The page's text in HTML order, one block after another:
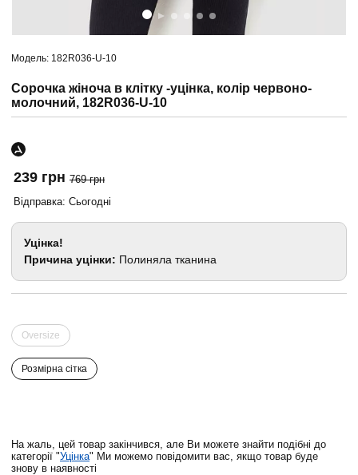
Модель: 182R036-U-10
Сорочка жіноча в клітку -уцінка, колір червоно-
молочний, 182R036-U-10
239 грн 769 грн
Відправка: Сьогодні
Уцінка!
Причина уцінки: Полиняла тканина
Oversize
Розмірна сітка
На жаль, цей товар закінчився, але Ви можете знайти подібні до
категорії "Уцінка" Ми можемо повідомити вас, якщо товар буде
знову в наявності